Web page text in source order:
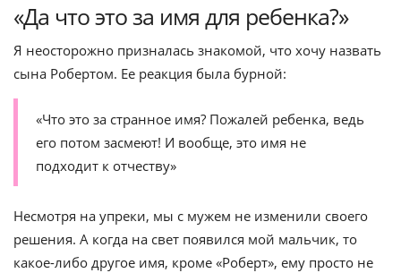
«Да что это за имя для ребенка?»
Я неосторожно призналась знакомой, что хочу назвать
сына Робертом. Ее реакция была бурной:
«Что это за странное имя? Пожалей ребенка, ведь
его потом засмеют! И вообще, это имя не
подходит к отчеству»
Несмотря на упреки, мы с мужем не изменили своего
решения. А когда на свет появился мой мальчик, то
какое-либо другое имя, кроме «Роберт», ему просто не